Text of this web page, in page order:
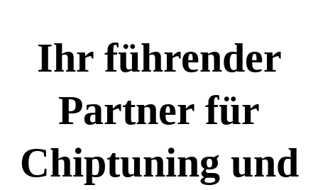
Ihr führender
Partner für
Chiptuning und